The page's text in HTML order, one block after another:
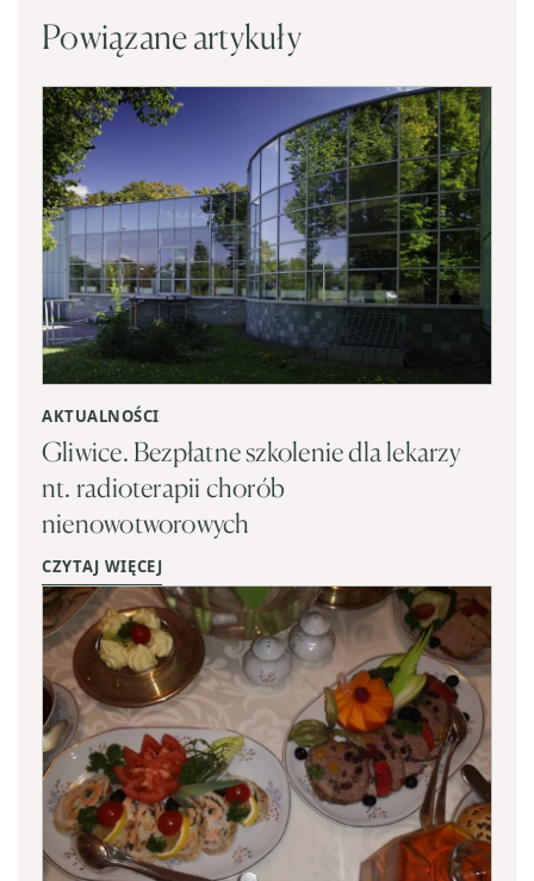
Powiązane artykuły
AKTUALNOŚCI
Gliwice. Bezpłatne szkolenie dla lekarzy
nt. radioterapii chorób
nienowotworowych
CZYTAJ WIĘCEJ